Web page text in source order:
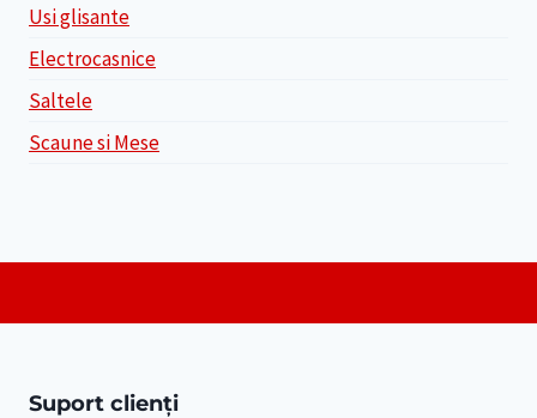
Usi glisante
Electrocasnice
Saltele
Scaune si Mese
Suport clienți